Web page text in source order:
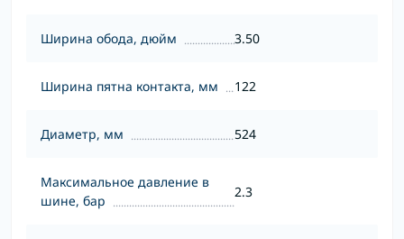
Ширина обода, дюйм 3.50
Ширина пятна контакта, мм 122
Диаметр, мм 524
Максимальное давление в
шине, бар
2.3